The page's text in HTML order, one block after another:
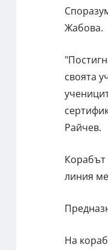
Жабова.
своята
Райчев.
Корабът
линия
На